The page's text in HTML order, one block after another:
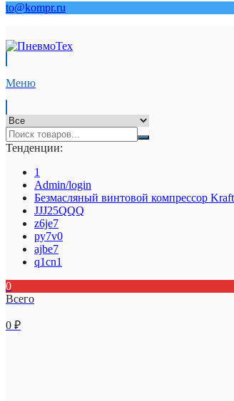
to@kompr.ru
Меню
Тенденции:
1
Admin/login
Безмасляный винтовой компрессор
JJJ25QQQ
z6je7
py7v0
ajbe7
q1cn1
0
Всего
0 ₽